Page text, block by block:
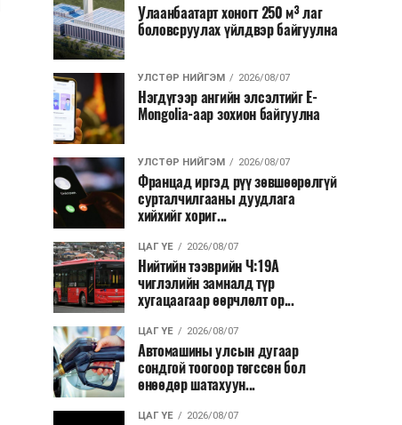
Улаанбаатарт хоногт 250 м³ лаг
боловсруулах үйлдвэр байгуулна
УЛСТӨР НИЙГЭМ 2026/08/07
Нэгдүгээр ангийн элсэлтийг E-
Mongolia-аар зохион байгуулна
УЛСТӨР НИЙГЭМ 2026/08/07
Францад иргэд рүү зөвшөөрөлгүй
сурталчилгааны дуудлага
хийхийг хориг...
ЦАГ ҮЕ 2026/08/07
Нийтийн тээврийн Ч:19А
чиглэлийн замналд түр
хугацаагаар өөрчлөлт ор...
ЦАГ ҮЕ 2026/08/07
Автомашины улсын дугаар
сондгой тоогоор төгссөн бол
өнөөдөр шатахуун...
ЦАГ ҮЕ 2026/08/07